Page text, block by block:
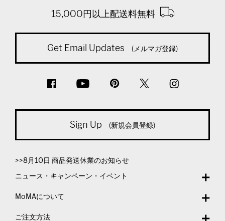
15,000円以上配送料無料
Get Email Updates (メルマガ登録)
Sign Up (新規会員登録)
>>8月10日 商品発送休業のお知らせ
ニュース・キャンペーン・イベント
MoMAについて
ご注文方法